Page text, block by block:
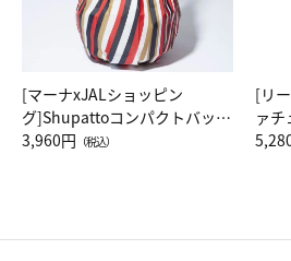
[マーナxJALショッピン
グ]Shupattoコンパクトバッグ
Drop JAL客室乗務員（LC）ス
3,960円 （税込）
[リ
ァ
ト（